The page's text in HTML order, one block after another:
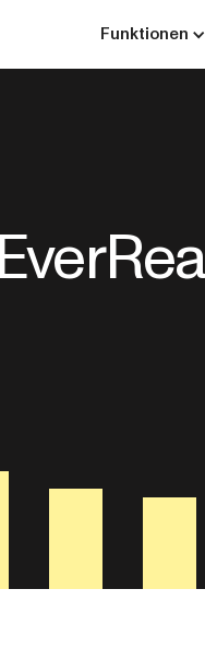
Funktionen